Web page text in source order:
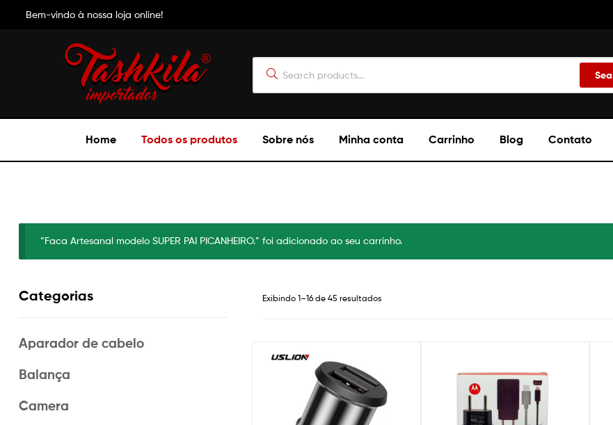
Bem-vindo à nossa loja online!
Tashkila
Importados
Home Todos os produtos Sobre nós Minha conta Carrinho Blog Contato
“Faca Artesanal modelo SUPER PAI PICANHEIRO.” foi adicionado ao seu carrinho.
Exibindo 1–16 de 45 resultados
Categorias
Aparador de cabelo
Balança
Camera